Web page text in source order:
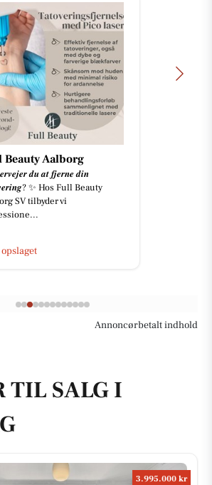
Beauty Aalborg
𝒅𝒖 𝒂𝒕 𝒇𝒋𝒆𝒓𝒏𝒆 𝒅𝒊𝒏
✨ Hos Full Beauty
SV tilbyder vi
Annoncørbetalt indhold
TIL SALG I
3.995.000 kr